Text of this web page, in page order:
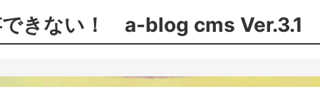
できない！ a-blog cms Ver.3.1